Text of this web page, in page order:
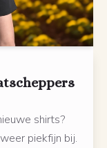
shirts?
piekfijn bij.